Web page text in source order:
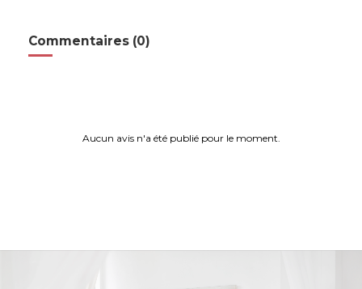
Commentaires (0)
Aucun avis n'a été publié pour le moment.